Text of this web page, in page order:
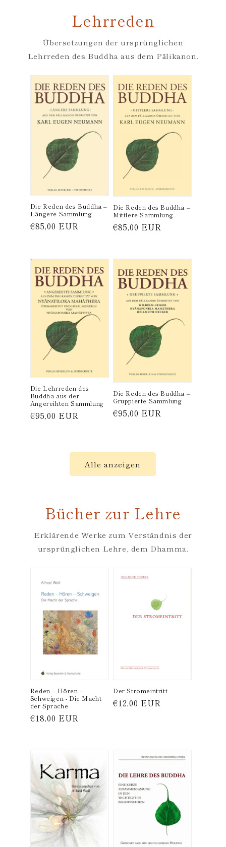
Lehrreden
Übersetzungen der ursprünglichen
Lehrreden des Buddha aus dem Pālikanon.
Die Reden des Buddha –
Längere Sammlung
Normaler
€85,00 EUR
Die Reden des Buddha –
Mittlere Sammlung
Normaler
€85,00 EUR
Die Lehrreden des
Buddha aus der
Angereihten Sammlung
Normaler
€95,00 EUR
Die Reden des Buddha –
Gruppierte Sammlung
Normaler
€95,00 EUR
Alle anzeigen
Bücher zur Lehre
Erklärende Werke zum Verständnis der
ursprünglichen Lehre, dem Dhamma.
Reden – Hören –
Schweigen - Die Macht
der Sprache
Normaler
€18,00 EUR
Der Stromeintritt
Normaler
€12,00 EUR